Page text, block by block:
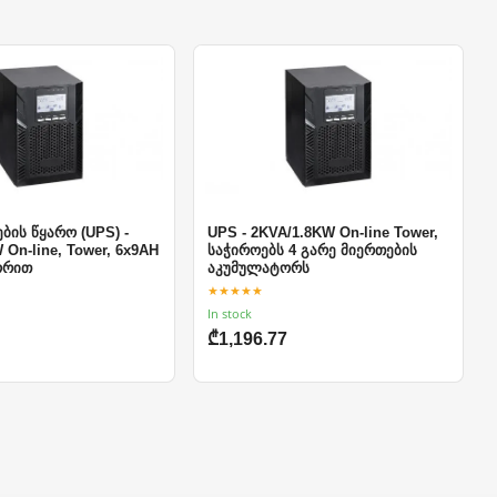
წყარო (UPS) -
On-line, Tower, 6x9AH
UPS - 2KVA/1.8KW On-line Tower,
საჭიროებს 4 გარე მიერთების
აკუმულატორს
★★★★★
In stock
₾1,196.77